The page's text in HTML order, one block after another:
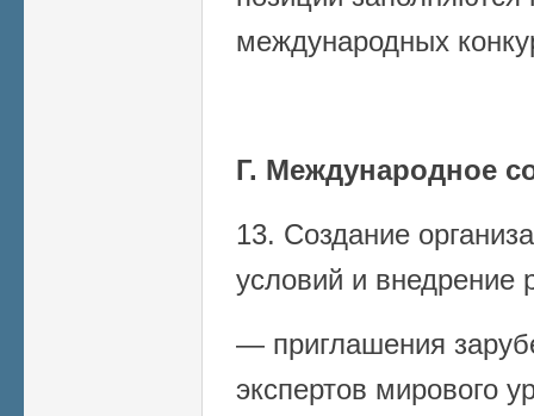
международных
Г. Международное
13. Создание
условий и внедрение
— приглашения
экспертов мирового